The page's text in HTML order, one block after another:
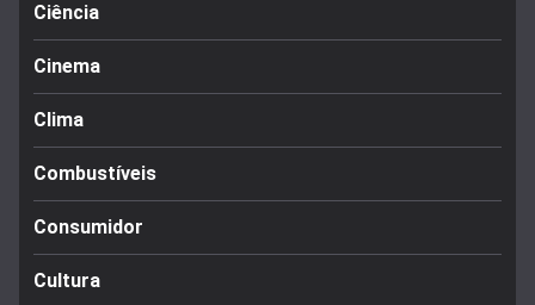
Ciência
Cinema
Clima
Combustíveis
Consumidor
Cultura